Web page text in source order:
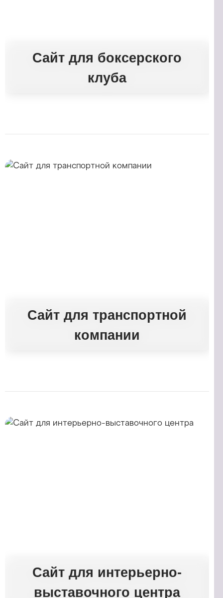
Сайт для боксерского
клуба
Сайт для транспортной
компании
Сайт для интерьерно-
выставочного центра